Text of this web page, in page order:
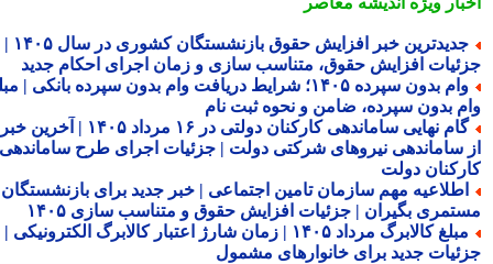
جدیدترین خبر افزایش حقوق بازنشستگان کشوری در سال ۱۴۰۵ |
افزایش حقوق، متناسب سازی و زمان اجرای احکام جدید
وام بدون سپرده ۱۴۰۵؛ شرایط دریافت وام بدون سپرده بانکی | مبلغ
بدون سپرده، ضامن و نحوه ثبت نام
گام نهایی ساماندهی کارکنان دولتی در ۱۶ مرداد ۱۴۰۵ | آخرین خبر
ساماندهی نیروهای شرکتی دولت | جزئیات اجرای طرح ساماندهی
دولت
مهم سازمان تامین اجتماعی | خبر جدید برای بازنشستگان و
بگیران | جزئیات افزایش حقوق و متناسب سازی ۱۴۰۵
مبلغ کالابرگ مرداد ۱۴۰۵ | زمان شارژ اعتبار کالابرگ الکترونیکی |
جدید برای خانوارهای مشمول